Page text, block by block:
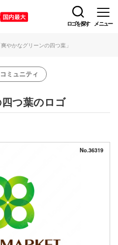
ロゴを探す メニュー
やかなグリーンの四つ葉」
コミュニティ
つ葉のロゴ
No.36319